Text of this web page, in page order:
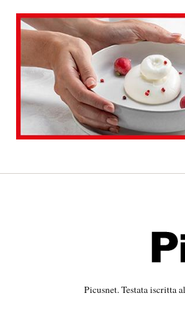
Picusnet. Testata iscritta